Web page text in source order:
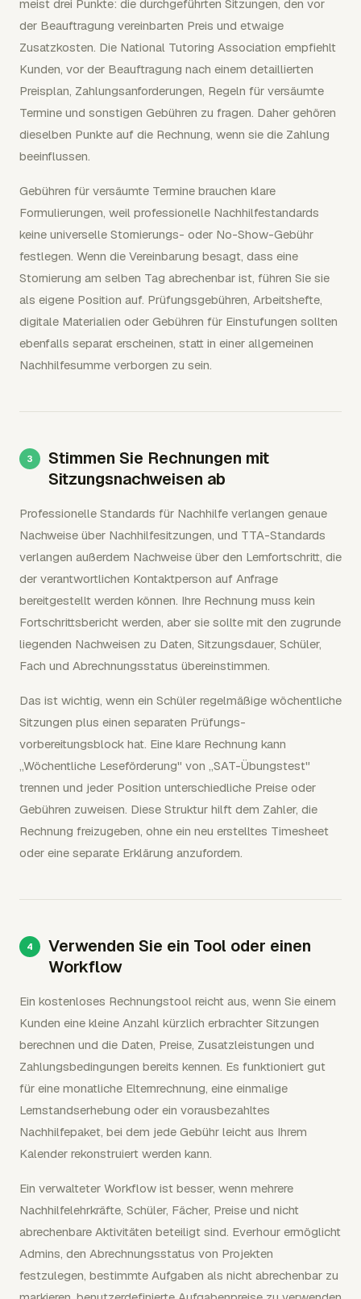
meist drei Punkte: die durchgeführten Sitzungen, den vor
der Beauftragung vereinbarten Preis und etwaige
Zusatzkosten. Die National Tutoring Association empfiehlt
Kunden, vor der Beauftragung nach einem detaillierten
Preisplan, Zahlungsanforderungen, Regeln für versäumte
Termine und sonstigen Gebühren zu fragen. Daher gehören
dieselben Punkte auf die Rechnung, wenn sie die Zahlung
beeinflussen.
Gebühren für versäumte Termine brauchen klare
Formulierungen, weil professionelle Nachhilfestandards
keine universelle Stornierungs- oder No-Show-Gebühr
festlegen. Wenn die Vereinbarung besagt, dass eine
Stornierung am selben Tag abrechenbar ist, führen Sie sie
als eigene Position auf. Prüfungsgebühren, Arbeitshefte,
digitale Materialien oder Gebühren für Einstufungen sollten
ebenfalls separat erscheinen, statt in einer allgemeinen
Nachhilfesumme verborgen zu sein.
Stimmen Sie Rechnungen mit
Sitzungsnachweisen ab
Professionelle Standards für Nachhilfe verlangen genaue
Nachweise über Nachhilfesitzungen, und TTA-Standards
verlangen außerdem Nachweise über den Lernfortschritt, die
der verantwortlichen Kontaktperson auf Anfrage
bereitgestellt werden können. Ihre Rechnung muss kein
Fortschrittsbericht werden, aber sie sollte mit den zugrunde
liegenden Nachweisen zu Daten, Sitzungsdauer, Schüler,
Fach und Abrechnungsstatus übereinstimmen.
Das ist wichtig, wenn ein Schüler regelmäßige wöchentliche
Sitzungen plus einen separaten Prüfungs­
vorbereitungsblock hat. Eine klare Rechnung kann
„Wöchentliche Leseförderung" von „SAT-Übungstest"
trennen und jeder Position unterschiedliche Preise oder
Gebühren zuweisen. Diese Struktur hilft dem Zahler, die
Rechnung freizugeben, ohne ein neu erstelltes Timesheet
oder eine separate Erklärung anzufordern.
Verwenden Sie ein Tool oder einen
Workflow
Ein kostenloses Rechnungstool reicht aus, wenn Sie einem
Kunden eine kleine Anzahl kürzlich erbrachter Sitzungen
berechnen und die Daten, Preise, Zusatzleistungen und
Zahlungsbedingungen bereits kennen. Es funktioniert gut
für eine monatliche Elternrechnung, eine einmalige
Lernstandserhebung oder ein vorausbezahltes
Nachhilfepaket, bei dem jede Gebühr leicht aus Ihrem
Kalender rekonstruiert werden kann.
Ein verwalteter Workflow ist besser, wenn mehrere
Nachhilfelehrkräfte, Schüler, Fächer, Preise und nicht
abrechenbare Aktivitäten beteiligt sind. Everhour ermöglicht
Admins, den Abrechnungsstatus von Projekten
festzulegen, bestimmte Aufgaben als nicht abrechenbar zu